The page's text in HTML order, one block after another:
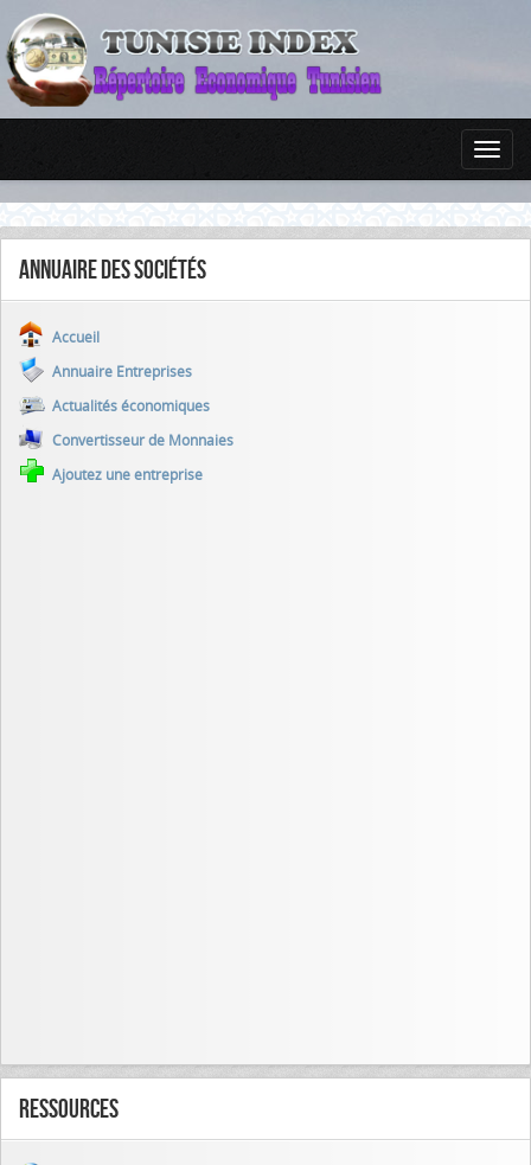
Annuaire des sociétés
Accueil
Annuaire Entreprises
Actualités économiques
Convertisseur de Monnaies
Ajoutez une entreprise
Ressources